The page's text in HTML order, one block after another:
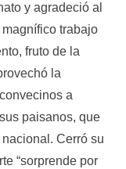
y agradeció al
trabajo
fruto de la
la
a
paisanos, que
Cerró su
“sorprende por